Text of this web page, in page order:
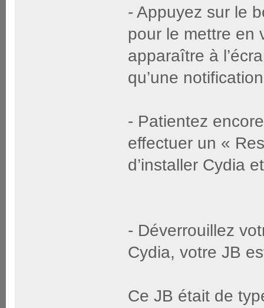
- Appuyez sur le
pour le mettre en
apparaître à
qu’une
- Patientez
effectuer un «
d’installer Cydia
- Déverrouillez
Cydia, votre JB
Ce JB était de